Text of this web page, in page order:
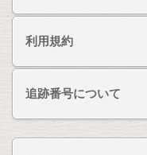
利用規約
追跡番号について